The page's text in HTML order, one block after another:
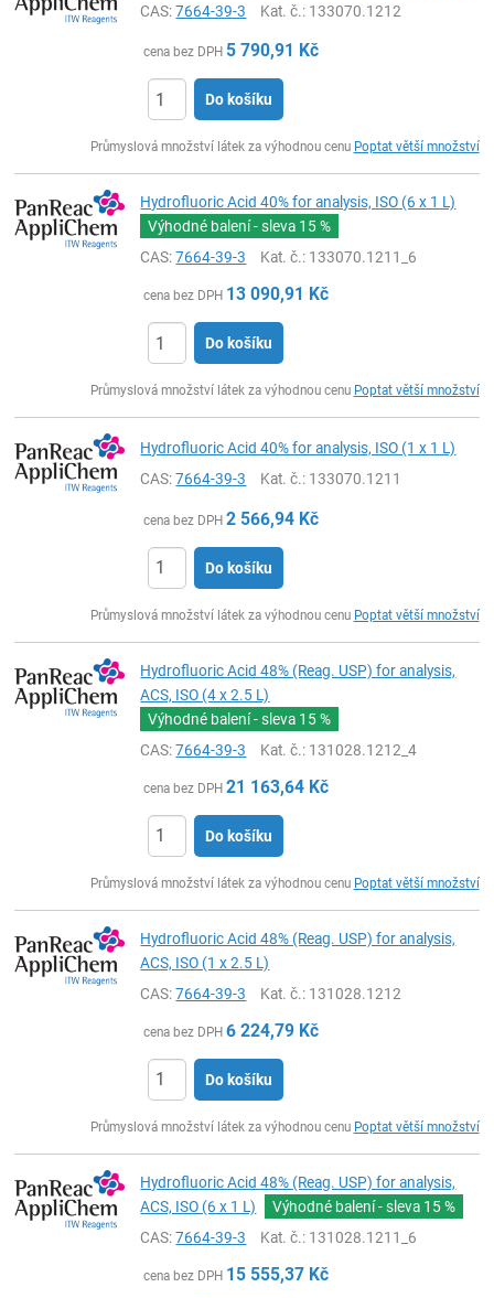
CAS:7664-39-3 Kat. č.: 133070.1212
cena bez DPH 5 790,91 Kč
Do košíku
Průmyslová množství látek za výhodnou cenu Poptat větší množství
Hydrofluoric Acid 40% for analysis, ISO (6 x 1 L)
Výhodné balení - sleva 15 %
CAS:7664-39-3 Kat. č.: 133070.1211_6
cena bez DPH 13 090,91 Kč
Do košíku
Průmyslová množství látek za výhodnou cenu Poptat větší množství
Hydrofluoric Acid 40% for analysis, ISO (1 x 1 L)
CAS:7664-39-3 Kat. č.: 133070.1211
cena bez DPH 2 566,94 Kč
Do košíku
Průmyslová množství látek za výhodnou cenu Poptat větší množství
Hydrofluoric Acid 48% (Reag. USP) for analysis,
ACS, ISO (4 x 2.5 L)
Výhodné balení - sleva 15 %
CAS:7664-39-3 Kat. č.: 131028.1212_4
cena bez DPH 21 163,64 Kč
Do košíku
Průmyslová množství látek za výhodnou cenu Poptat větší množství
Hydrofluoric Acid 48% (Reag. USP) for analysis,
ACS, ISO (1 x 2.5 L)
CAS:7664-39-3 Kat. č.: 131028.1212
cena bez DPH 6 224,79 Kč
Do košíku
Průmyslová množství látek za výhodnou cenu Poptat větší množství
Hydrofluoric Acid 48% (Reag. USP) for analysis,
ACS, ISO (6 x 1 L)
Výhodné balení - sleva 15 %
CAS:7664-39-3 Kat. č.: 131028.1211_6
cena bez DPH 15 555,37 Kč